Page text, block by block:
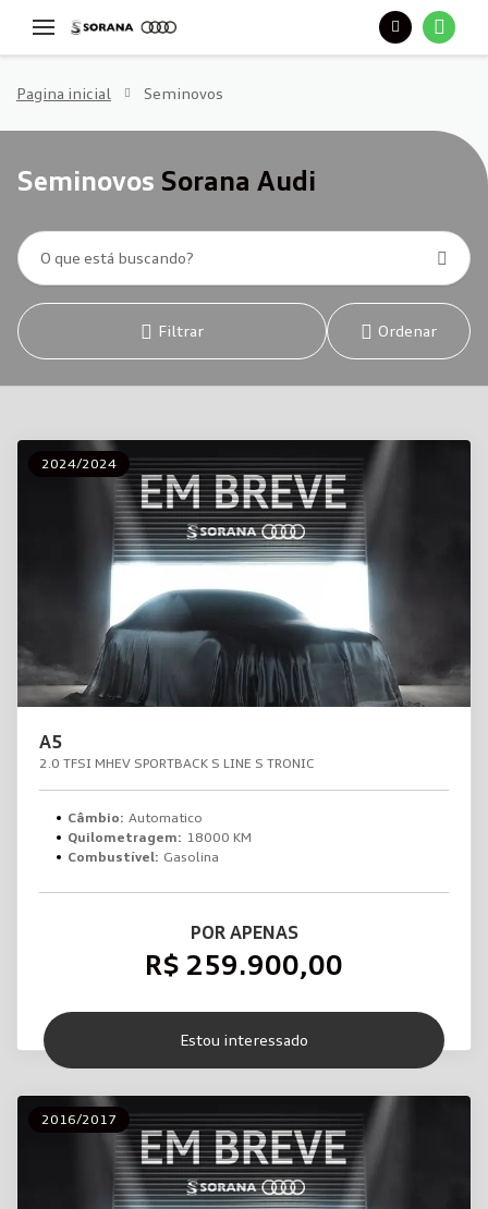
Pagina inicial Seminovos
Seminovos Sorana Audi
Filtrar Ordenar
2024/2024
A5
2.0 TFSI MHEV SPORTBACK S LINE S TRONIC
Câmbio: Automatico
Quilometragem: 18000 KM
Combustível: Gasolina
POR APENAS
R$ 259.900,00
Estou interessado
2016/2017